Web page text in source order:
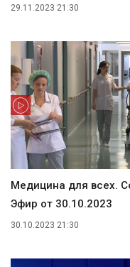
29.11.2023 21:30
Медицина для всех.
Эфир от 30.10.2023
30.10.2023 21:30